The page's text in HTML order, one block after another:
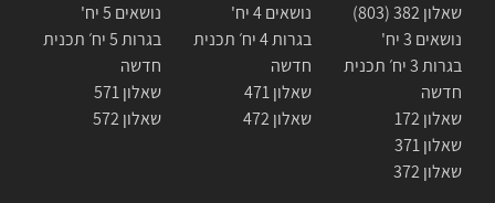
שאלון 382 (803)
נושאים 3 יח'
בגרות 3 יח׳ תכנית
חדשה
שאלון 172
שאלון 371
שאלון 372
נושאים 4 יח'
בגרות 4 יח׳ תכנית
חדשה
שאלון 471
שאלון 472
נושאים 5 יח'
בגרות 5 יח׳ תכנית
חדשה
שאלון 571
שאלון 572